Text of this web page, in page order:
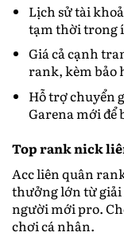
Lịch sử tài
tạm thời trong
Giá cả cạnh
rank, kèm bảo
Hỗ trợ chuyển
Garena mới để
Top rank nick
Acc liên quân
thưởng lớn từ giải
người mới pro.
chơi cá nhân.